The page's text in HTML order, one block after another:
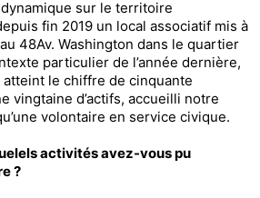
sur le territoire
fin 2019 un local associatif mis à
48Av. Washington dans le quartier
particulier de l’année dernière,
le chiffre de cinquante
vingtaine d’actifs, accueilli notre
volontaire en service civique.
activités avez-vous pu
?